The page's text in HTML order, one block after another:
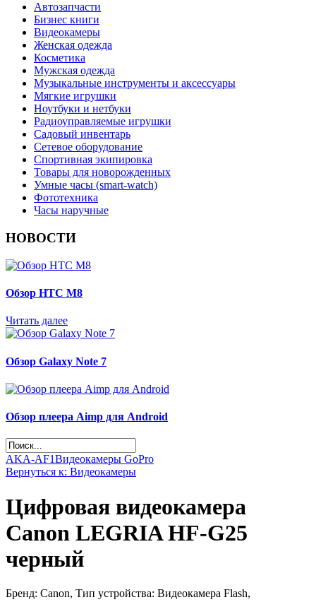
Автозапчасти
Бизнес книги
Видеокамеры
Женская одежда
Косметика
Мужская одежда
Музыкальные инструменты и аксессуары
Мягкие игрушки
Ноутбуки и нетбуки
Радиоуправляемые игрушки
Садовый инвентарь
Сетевое оборудование
Спортивная экипировка
Товары для новорожденных
Умные часы (smart-watch)
Фототехника
Часы наручные
НОВОСТИ
Обзор НТС М8
Читать далее
Обзор Galaxy Note 7
Обзор плеера Aimp для Android
AKA-AF1Видеокамеры GoPro
Вернуться к: Видеокамеры
Цифровая видеокамера
Canon LEGRIA HF-G25
черный
Бренд: Canon, Тип устройства: Видеокамера Flash,